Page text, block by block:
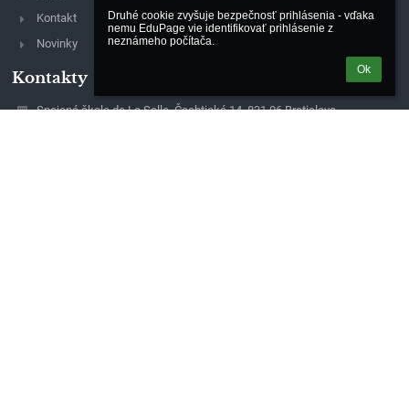
Druhé cookie zvyšuje bezpečnosť prihlásenia - vďaka
nemu EduPage vie identifikovať prihlásenie z
neznámeho počítača.
Ok
Kontakt
Novinky
Kontakty
Spojená škola de La Salle, Čachtická 14, 831 06 Bratislava